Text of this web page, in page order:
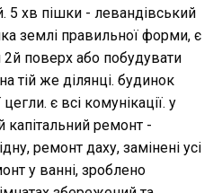
5 хв пішки - левандівський
землі правильної форми, є
поверх або побудувати
тій же ділянці. будинок
є всі комунікації. у
капітальний ремонт -
ремонт даху, замінені усі
у ванні, зроблено